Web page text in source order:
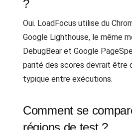
?
Oui. LoadFocus utilise du
Google Lighthouse, le même
DebugBear et Google
parité des scores devrait être
typique entre exécutions.
Comment se
régions de test ?